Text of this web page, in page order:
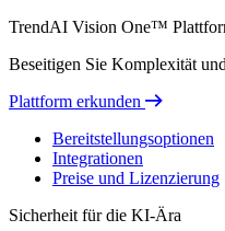
TrendAI Vision One™
Beseitigen Sie Komplexität
Plattform erkunden
Bereitstellungsoptionen
Integrationen
Preise und Lizenzierung
Sicherheit für die KI-Ära